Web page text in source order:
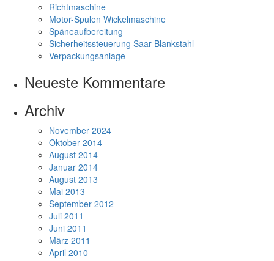
Richtmaschine
Motor-Spulen Wickelmaschine
Späneaufbereitung
Sicherheitssteuerung Saar Blankstahl
Verpackungsanlage
Neueste Kommentare
Archiv
November 2024
Oktober 2014
August 2014
Januar 2014
August 2013
Mai 2013
September 2012
Juli 2011
Juni 2011
März 2011
April 2010